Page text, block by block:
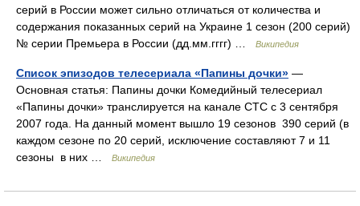
серий в России может сильно отличаться от количества и
содержания показанных серий на Украине 1 сезон (200 серий)
№ серии Премьера в России (дд.мм.гггг) …
Википедия
Список эпизодов телесериала «Папины дочки» —
Основная статья: Папины дочки Комедийный телесериал
«Папины дочки» транслируется на канале СТС с 3 сентября
2007 года. На данный момент вышло 19 сезонов 390 серий (в
каждом сезоне по 20 серий, исключение составляют 7 и 11
сезоны в них …
Википедия